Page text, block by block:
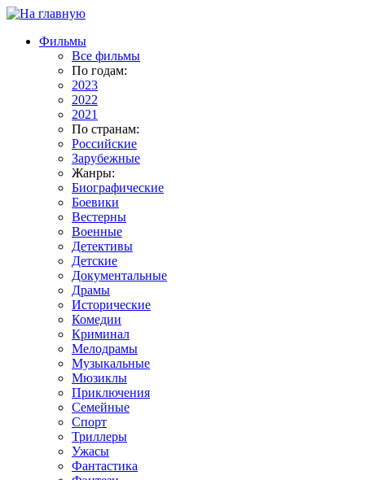
Фильмы
Все фильмы
По годам:
2023
2022
2021
По странам:
Российские
Зарубежные
Жанры:
Биографические
Боевики
Вестерны
Военные
Детективы
Детские
Документальные
Драмы
Исторические
Комедии
Криминал
Мелодрамы
Музыкальные
Мюзиклы
Приключения
Семейные
Спорт
Триллеры
Ужасы
Фантастика